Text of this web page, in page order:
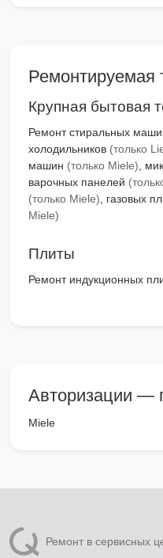
Ремонтируемая
Крупная бытовая
Ремонт стиральных
холодильников (только
машин (только Miele) ,
варочных панелей
(только Miele) , газовых
Miele)
Плиты
Ремонт индукционных
Авторизации —
Miele
Ремонт в сервисных